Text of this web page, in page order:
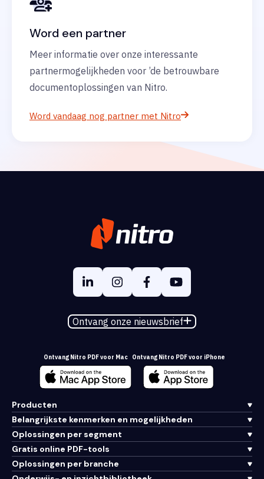
Word een partner
Meer informatie over onze interessante
partnermogelijkheden voor ’de betrouwbare
documentoplossingen van Nitro.
Word vandaag nog partner met Nitro
Ontvang onze nieuwsbrief
Ontvang Nitro PDF voor Mac Ontvang Nitro PDF voor iPhone
Producten
Belangrijkste kenmerken en mogelijkheden
Oplossingen per segment
Gratis online PDF-tools
Oplossingen per branche